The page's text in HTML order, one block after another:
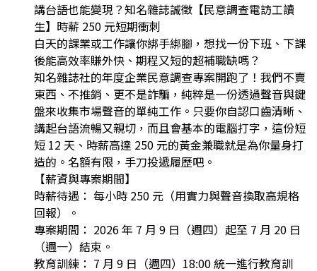
講台語也能變現？知名雜誌誠徵【民意調查電訪工讀
生】時薪 250 元短期衝刺
白天的課業或工作讓你綁手綁腳，想找一份下班、下課
後能高效率賺外快、期程又短的超補職缺嗎？
知名雜誌社的年度企業民意調查專案開跑了！我們不賣
東西、不推銷、更不是詐騙，純粹是一份透過聲音與鍵
盤來收集市場聲音的單純工作。只要你自認口齒清晰、
講起台語流暢又親切，而且會基本的電腦打字，這份短
短 12 天、時薪高達 250 元的黃金兼職就是為你量身打
造的。名額有限，手刀投遞履歷吧。
【薪資與專案期間】
時薪待遇： 每小時 250 元（用實力與聲音換取高規格
回報）。
專案期間： 2026 年 7 月 9 日（週四）起至 7 月 20 日
（週一）結束。
教育訓練： 7 月 9 日（週四）18:00 統一進行教育訓